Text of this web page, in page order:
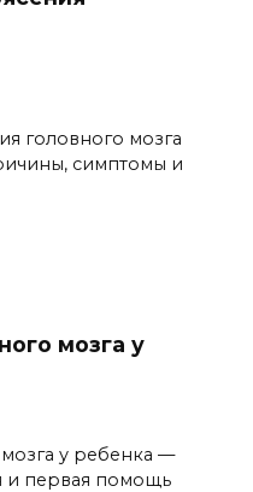
головного мозга
симптомы и
мозга у
у ребенка —
и первая помощь